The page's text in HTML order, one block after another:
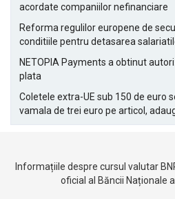
acordate companiilor nefinanciare
Reforma regulilor europene de
conditiile pentru detasarea
NETOPIA Payments a obtinut
plata
Coletele extra-UE sub 150 de euro
vamala de trei euro pe articol,
Informațiile despre cursul valutar
oficial al Băncii Naționale